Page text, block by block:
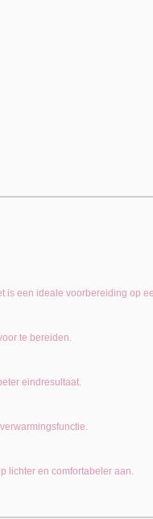
is een ideale voorbereiding op
te bereiden.
eindresultaat.
lichter en comfortabeler aan.